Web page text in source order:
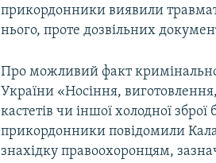
прикордонники виявили
нього, проте дозвільних
Про можливий факт
України «Носіння,
кастетів чи іншої холодної
прикордонники повідомили
знахідку правоохоронцям,